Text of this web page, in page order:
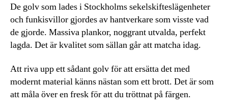
De golv som lades i Stockholms sekelskifteslägenheter
och funkisvillor gjordes av hantverkare som visste vad
de gjorde. Massiva plankor, noggrant utvalda, perfekt
lagda. Det är kvalitet som sällan går att matcha idag.
Att riva upp ett sådant golv för att ersätta det med
modernt material känns nästan som ett brott. Det är som
att måla över en fresk för att du tröttnat på färgen.